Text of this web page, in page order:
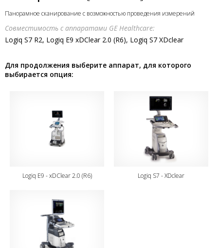
Панорамное сканирование с возможностью проведения измерений
Совместимость с аппаратами GE Healthcare:
Logiq S7 R2, Logiq E9 xDClear 2.0 (R6), Logiq S7 XDclear
Для продолжения выберите аппарат, для которого
выбирается опция:
Logiq E9 - xDClear 2.0 (R6) Logiq S7 - XDclear